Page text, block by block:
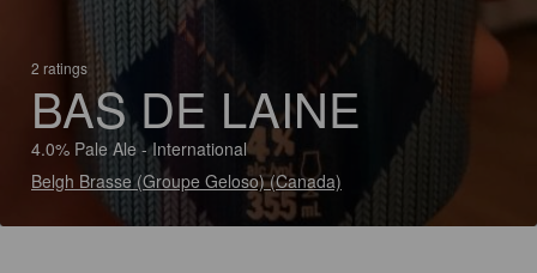
2 ratings
BAS DE LAINE
4.0% Pale Ale - International
Belgh Brasse (Groupe Geloso) (Canada)